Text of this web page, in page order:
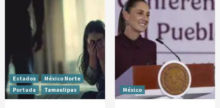
Estados
México Norte
Portada
Tamaulipas México